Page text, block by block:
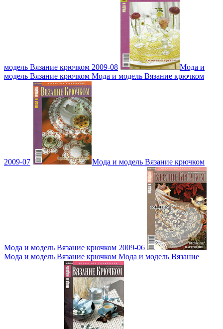
модель Вязание крючком 2009-08
Мода и
модель Вязание крючком Мода и модель Вязание крючком
2009-07 Мода и модель Вязание крючком
Мода и модель Вязание крючком 2009-06
Мода и модель Вязание крючком Мода и модель Вязание